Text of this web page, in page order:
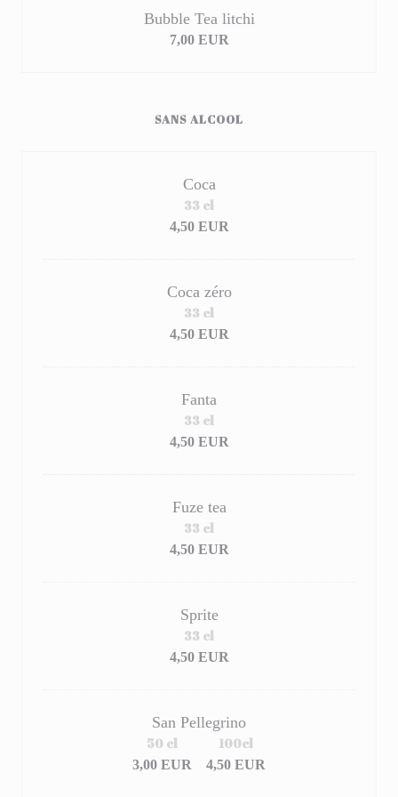
Bubble Tea litchi
7,00 EUR
SANS ALCOOL
Coca
4,50 EUR
33 cl
Coca zéro
4,50 EUR
33 cl
Fanta
4,50 EUR
33 cl
Fuze tea
4,50 EUR
33 cl
Sprite
4,50 EUR
33 cl
San Pellegrino
3,00 EUR
50 cl
4,50 EUR
100cl